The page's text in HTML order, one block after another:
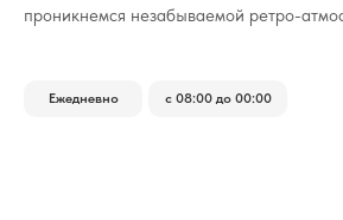
проникнемся незабываемой ретро-
Ежедневно с 08:00 до 00:00